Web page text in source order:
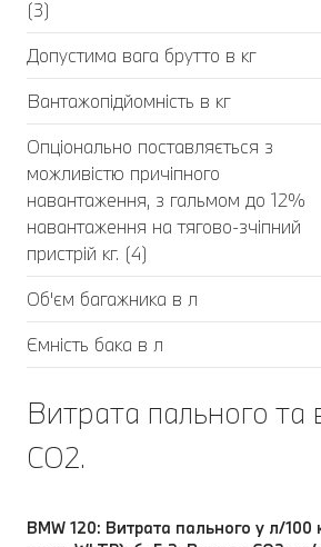
(3)
Допустима вага брутто в кг
Вантажопідйомність в кг
Опціонально поставляється з
можливістю причіпного
навантаження, з гальмом до 12%
навантаження на тягово-зчіпний
пристрій кг. (4)
Об'єм багажника в л
Ємність бака в л
Витрата пального та
CO2.
BMW 120: Витрата пального у л/